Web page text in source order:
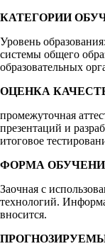
КАТЕГОРИИ
Уровень
системы общего
образовательных
ОЦЕНКА
промежуточная
презентаций и
итоговое
ФОРМА
Заочная с
технологий.
вносится.